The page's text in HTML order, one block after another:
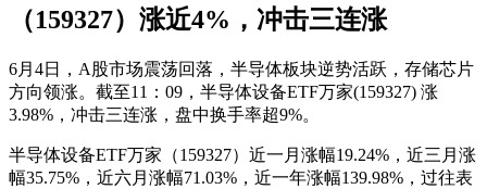
（159327）涨近4%，冲击三连涨
6月4日，A股市场震荡回落，半导体板块逆势活跃，存储芯片
方向领涨。截至11：09，半导体设备ETF万家(159327) 涨
3.98%，冲击三连涨，盘中换手率超9%。
半导体设备ETF万家（159327）近一月涨幅19.24%，近三月涨
幅35.75%，近六月涨幅71.03%，近一年涨幅139.98%，过往表